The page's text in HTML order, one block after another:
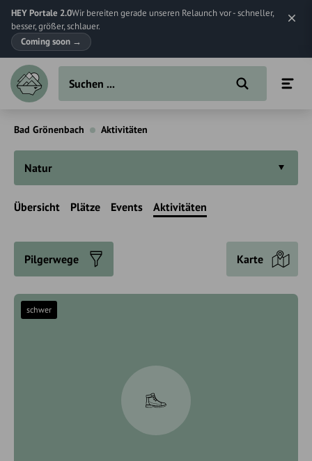
HEY Portale 2.0Wir bereiten gerade unseren Relaunch vor - schneller,
besser, größer, schlauer.
Coming soon →
Bad Grönenbach Aktivitäten
Natur
Übersicht Plätze Events Aktivitäten
Pilgerwege Karte
schwer